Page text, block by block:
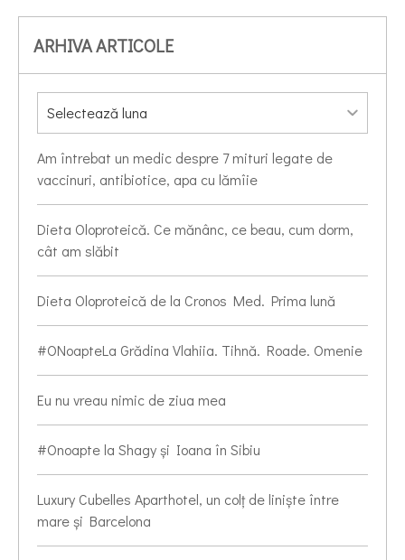
ARHIVA ARTICOLE
Am întrebat un medic despre 7 mituri legate de
vaccinuri, antibiotice, apa cu lămîie
Dieta Oloproteică. Ce mănânc, ce beau, cum dorm,
cât am slăbit
Dieta Oloproteică de la Cronos Med. Prima lună
#ONoapteLa Grădina Vlahiia. Tihnă. Roade. Omenie
Eu nu vreau nimic de ziua mea
#Onoapte la Shagy și Ioana în Sibiu
Luxury Cubelles Aparthotel, un colț de liniște între
mare și Barcelona